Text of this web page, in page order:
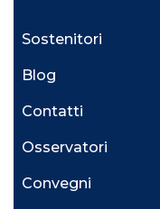
Sostenitori
Blog
Contatti
Osservatori
Convegni